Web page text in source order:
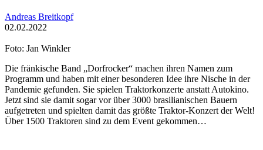
Andreas Breitkopf
02.02.2022
Foto: Jan Winkler
Die fränkische Band „Dorfrocker“ machen ihren Namen zum
Programm und haben mit einer besonderen Idee ihre Nische in der
Pandemie gefunden. Sie spielen Traktorkonzerte anstatt Autokino.
Jetzt sind sie damit sogar vor über 3000 brasilianischen Bauern
aufgetreten und spielten damit das größte Traktor-Konzert der Welt!
Über 1500 Traktoren sind zu dem Event gekommen…